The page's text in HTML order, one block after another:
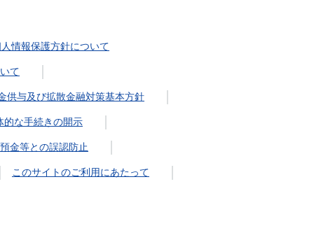
情報保護方針について
て
供与及び拡散金融対策基本方針
的な手続きの開示
金等との誤認防止
このサイトのご利用にあたって